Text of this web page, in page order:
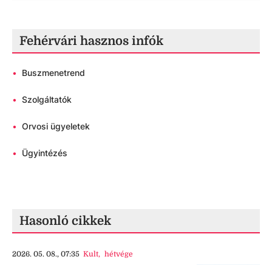
Fehérvári hasznos infók
• Buszmenetrend
• Szolgáltatók
• Orvosi ügyeletek
• Ügyintézés
Hasonló cikkek
2026. 05. 08., 07:35 Kult, hétvége